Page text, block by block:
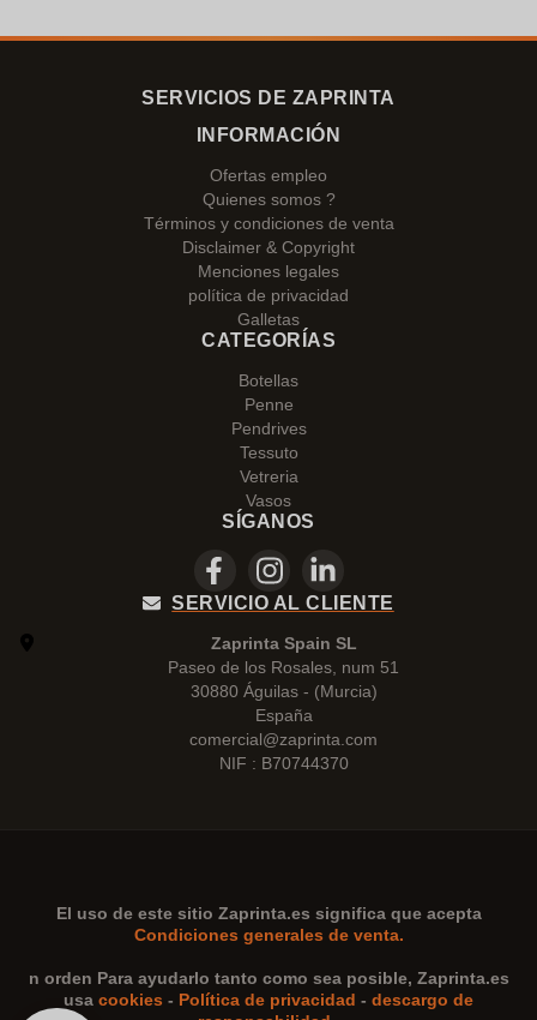
SERVICIOS DE ZAPRINTA
INFORMACIÓN
Ofertas empleo
Quienes somos ?
Términos y condiciones de venta
Disclaimer & Copyright
Menciones legales
política de privacidad
Galletas
CATEGORÍAS
Botellas
Penne
Pendrives
Tessuto
Vetreria
Vasos
SÍGANOS
SERVICIO AL CLIENTE
Zaprinta Spain SL
Paseo de los Rosales, num 51
30880 Águilas - (Murcia)
España
comercial@zaprinta.com
NIF : B70744370
El uso de este sitio Zaprinta.es significa que acepta
Condiciones generales de venta.
n orden Para ayudarlo tanto como sea posible, Zaprinta.es
usa cookies - Política de privacidad - descargo de